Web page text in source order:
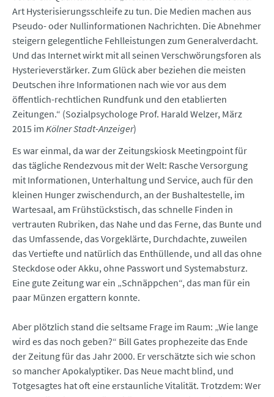
Art Hysterisierungsschleife zu tun. Die Medien machen aus
Pseudo- oder Nullinformationen Nachrichten. Die Abnehmer
steigern gelegentliche Fehlleistungen zum Generalverdacht.
Und das Internet wirkt mit all seinen Verschwörungsforen als
Hysterieverstärker. Zum Glück aber beziehen die meisten
Deutschen ihre Informationen nach wie vor aus dem
öffentlich-rechtlichen Rundfunk und den etablierten
Zeitungen.“ (Sozialpsychologe Prof. Harald Welzer, März
2015 im Kölner Stadt-Anzeiger)
Es war einmal, da war der Zeitungskiosk Meetingpoint für
das tägliche Rendezvous mit der Welt: Rasche Versorgung
mit Informationen, Unterhaltung und Service, auch für den
kleinen Hunger zwischendurch, an der Bushaltestelle, im
Wartesaal, am Frühstückstisch, das schnelle Finden in
vertrauten Rubriken, das Nahe und das Ferne, das Bunte und
das Umfassende, das Vorgeklärte, Durchdachte, zuweilen
das Vertiefte und natürlich das Enthüllende, und all das ohne
Steckdose oder Akku, ohne Passwort und Systemabsturz.
Eine gute Zeitung war ein „Schnäppchen“, das man für ein
paar Münzen ergattern konnte.
Aber plötzlich stand die seltsame Frage im Raum: „Wie lange
wird es das noch geben?“ Bill Gates prophezeite das Ende
der Zeitung für das Jahr 2000. Er verschätzte sich wie schon
so mancher Apokalyptiker. Das Neue macht blind, und
Totgesagtes hat oft eine erstaunliche Vitalität. Trotzdem: Wer